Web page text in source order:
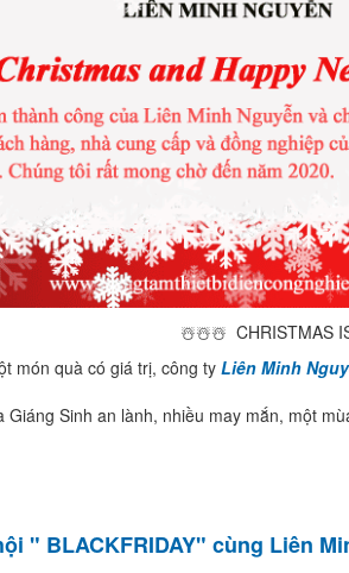
☃️☃️☃️ CHRISTMAS
món quà có giá trị, công tyLiên Minh
Giáng Sinh an lành, nhiều may mắn, một
" BLACKFRIDAY" cùng Liên